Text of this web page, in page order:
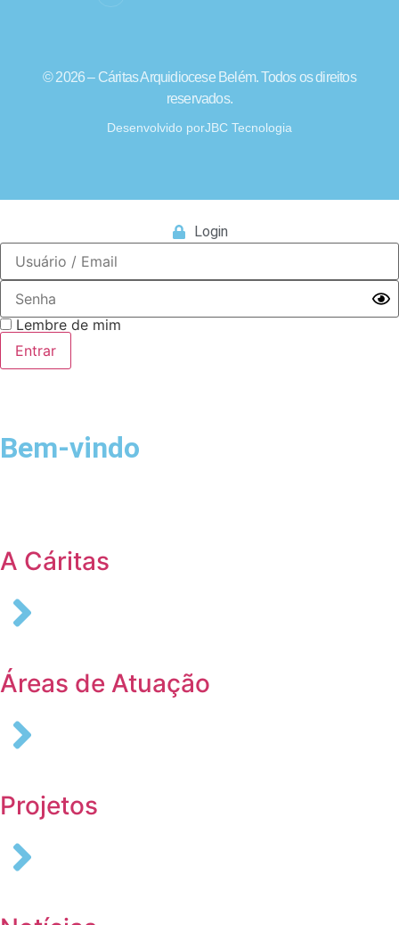
© 2026 – Cáritas Arquidiocese Belém. Todos os direitos
reservados.
Desenvolvido porJBC Tecnologia
Login
Lembre de mim
Bem-vindo
A Cáritas
Áreas de Atuação
Projetos